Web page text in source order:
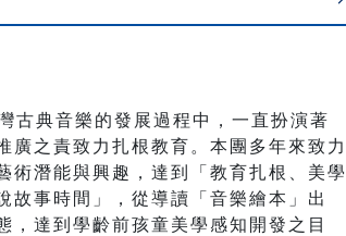
古典音樂的發展過程中，一直扮演著
廣之責致力扎根教育。本團多年來致力
術潛能與興趣，達到「教育扎根、美學
事時間」，從導讀「音樂繪本」出
達到學齡前孩童美學感知開發之目